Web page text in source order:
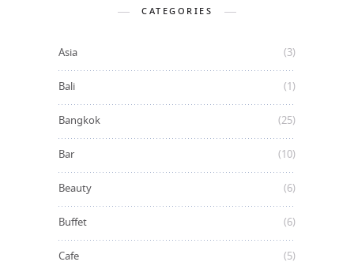
CATEGORIES
Asia (3)
Bali (1)
Bangkok (25)
Bar (10)
Beauty (6)
Buffet (6)
Cafe (5)